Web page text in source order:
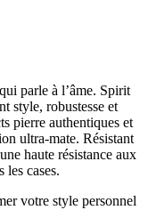
parle à l’âme. Spirit
style, robustesse et
pierre authentiques et
ultra-mate. Résistant
haute résistance aux
les cases.
votre style personnel